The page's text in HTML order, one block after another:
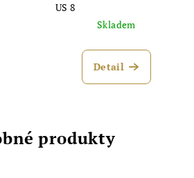
US 8
Skladem
Detail
produkty